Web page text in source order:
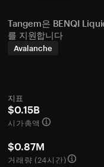
Tangem은 BENQI
를 지원합니다
Avalanche
지표
$0.15B
시가총액
$0.87M
거래량 (24시간)